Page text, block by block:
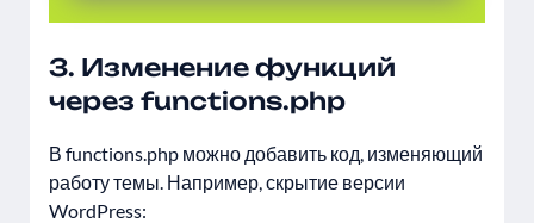
3. Изменение функций
через functions.php
В functions.php можно добавить код, изменяющий
работу темы. Например, скрытие версии
WordPress: